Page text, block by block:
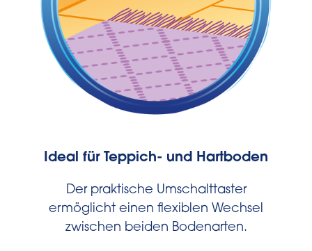
Ideal für Teppich- und Hartboden
Der praktische Umschalttaster
ermöglicht einen flexiblen Wechsel
zwischen beiden Bodenarten.